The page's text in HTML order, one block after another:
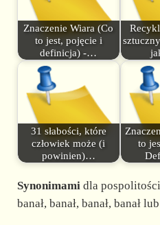
Znaczenie Wiara (Co
to jest, pojęcie i
definicja) -…
31 słabości, które
człowiek może (i
powinien)…
to
Synonimamidla
banał, banał, banał, banał